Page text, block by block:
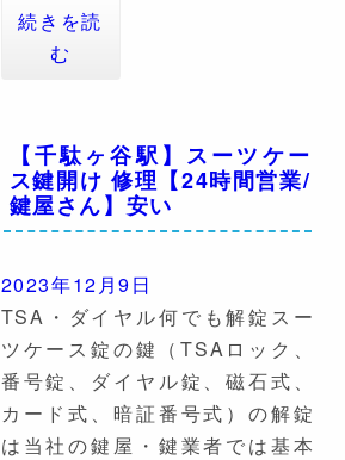
続きを読
む
【千駄ヶ谷駅】スーツケー
ス鍵開け 修理【24時間営業/
鍵屋さん】安い
2023年12月9日
TSA・ダイヤル何でも解錠スー
ツケース錠の鍵（TSAロック、
番号錠、ダイヤル錠、磁石式、
カード式、暗証番号式）の解錠
は当社の鍵屋・鍵業者では基本